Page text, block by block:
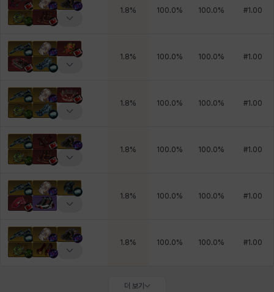
1.8% 100.0% 100.0% #1.00
1.8% 100.0% 100.0% #1.00
1.8% 100.0% 100.0% #1.00
1.8% 100.0% 100.0% #1.00
1.8% 100.0% 100.0% #1.00
1.8% 100.0% 100.0% #1.00
더 보기